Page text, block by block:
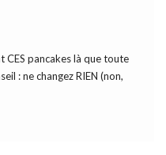
CES pancakes là que toute
: ne changez RIEN (non,